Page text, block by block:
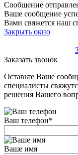
Сообщение
Ваше сообщение
Вами свяжется наш
Закрыть окно
Заказать звонок
Оставьте Ваше
специалисты
решения Вашего
Ваш телефон*
Ваше имя